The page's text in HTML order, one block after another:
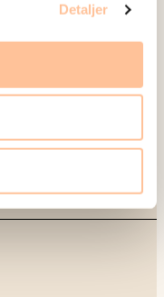
Detaljer